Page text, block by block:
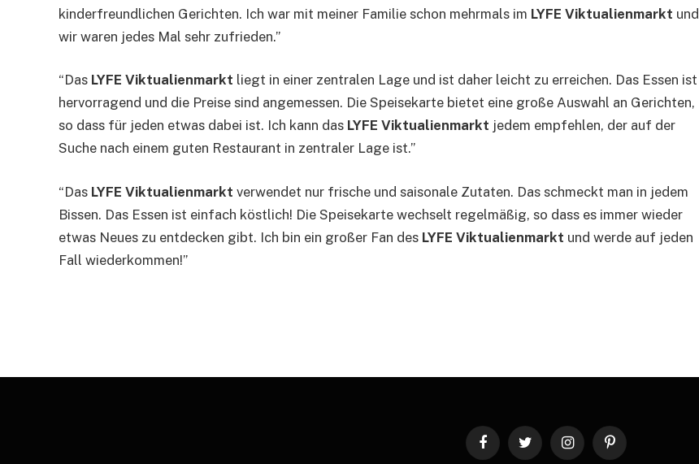
kinderfreundlichen Gerichten. Ich war mit meiner Familie schon mehrmals im LYFE Viktualienmarkt und
wir waren jedes Mal sehr zufrieden.”
“Das LYFE Viktualienmarkt liegt in einer zentralen Lage und ist daher leicht zu erreichen. Das Essen ist
hervorragend und die Preise sind angemessen. Die Speisekarte bietet eine große Auswahl an Gerichten,
so dass für jeden etwas dabei ist. Ich kann das LYFE Viktualienmarkt jedem empfehlen, der auf der
Suche nach einem guten Restaurant in zentraler Lage ist.”
“Das LYFE Viktualienmarkt verwendet nur frische und saisonale Zutaten. Das schmeckt man in jedem
Bissen. Das Essen ist einfach köstlich! Die Speisekarte wechselt regelmäßig, so dass es immer wieder
etwas Neues zu entdecken gibt. Ich bin ein großer Fan des LYFE Viktualienmarkt und werde auf jeden
Fall wiederkommen!”
FacebookTwitter InstagramPinterest